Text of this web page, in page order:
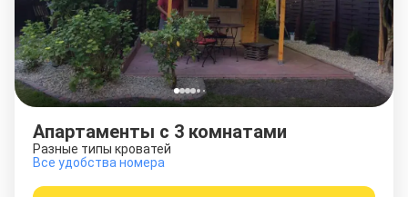
Апартаменты с 3 комнатами
Разные типы кроватей
Все удобства номера